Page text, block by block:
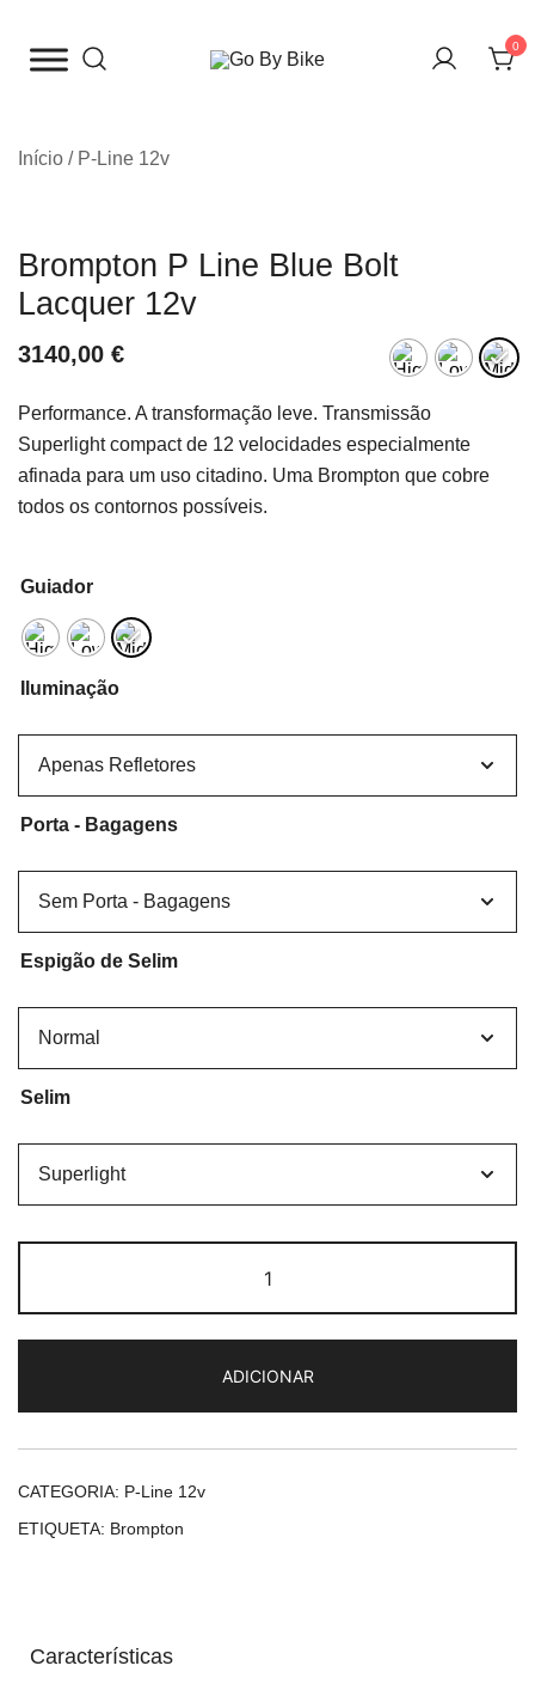
para
0
Início / P-Line 12v
Brompton P Line Blue Bolt
Lacquer 12v
3140,00 €
Performance. A transformação leve. Transmissão
Superlight compact de 12 velocidades especialmente
afinada para um uso citadino. Uma Brompton que cobre
todos os contornos possíveis.
Guiador
Iluminação
Porta - Bagagens
Espigão de Selim
Selim
de
Brompton
Line
Blue
Bolt
ADICIONAR
CATEGORIA: P-Line 12v
ETIQUETA: Brompton
Características